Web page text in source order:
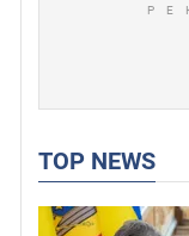
TOP NEWS